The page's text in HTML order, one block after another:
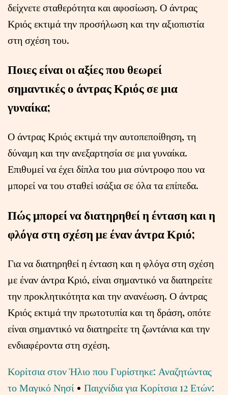
δείχνετε σταθερότητα και αφοσίωση. Ο άντρας
Κριός εκτιμά την προσήλωση και την αξιοπιστία
στη σχέση του.
Ποιες είναι οι αξίες που θεωρεί
σημαντικές ο άντρας Κριός σε μια
γυναίκα;
Ο άντρας Κριός εκτιμά την αυτοπεποίθηση, τη
δύναμη και την ανεξαρτησία σε μια γυναίκα.
Επιθυμεί να έχει δίπλα του μια σύντροφο που να
μπορεί να του σταθεί ισάξια σε όλα τα επίπεδα.
Πώς μπορεί να διατηρηθεί η ένταση και η
φλόγα στη σχέση με έναν άντρα Κριό;
Για να διατηρηθεί η ένταση και η φλόγα στη σχέση
με έναν άντρα Κριό, είναι σημαντικό να διατηρείτε
την προκλητικότητα και την ανανέωση. Ο άντρας
Κριός εκτιμά την πρωτοτυπία και τη δράση, οπότε
είναι σημαντικό να διατηρείτε τη ζωντάνια και την
ενδιαφέροντα στη σχέση.
Κορίτσια στον Ήλιο που Γυρίστηκε: Αναζητώντας
το Μαγικό Νησί • Παιχνίδια για Κορίτσια 12 Ετών: